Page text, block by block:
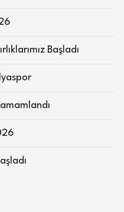
Başladı